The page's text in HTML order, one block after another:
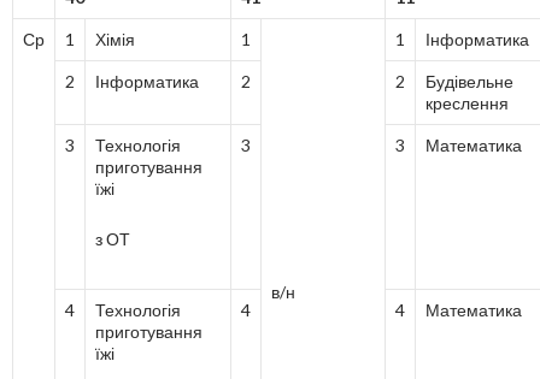
Ср 1 Хімія 1
в/н
1 Інформатика
2 Інформатика 2 2
Будівельне
креслення
3
Технологія
приготування
їжі
з ОТ
3 3 Математика
4
Технологія
приготування
їжі
4 4 Математика